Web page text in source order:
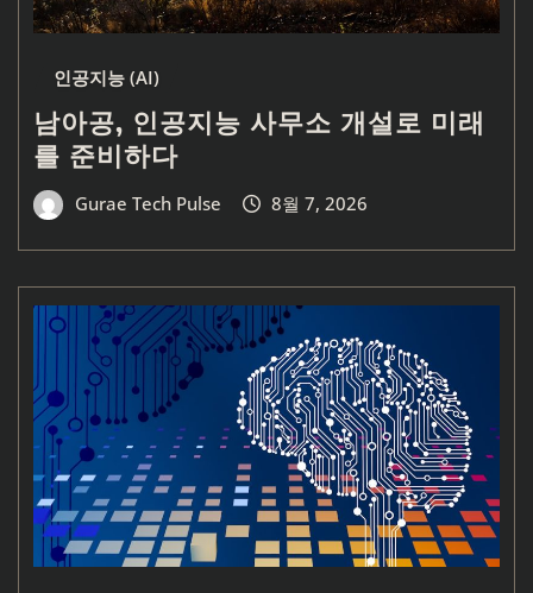
인공지능 (AI)
남아공, 인공지능 사무소 개설로 미래
를 준비하다
Gurae Tech Pulse 8월 7, 2026